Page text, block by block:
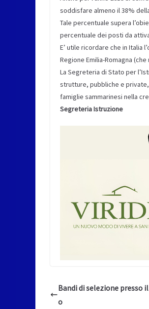
soddisfare almeno il 38%
Tale percentuale supera
percentuale dei posti da
E’ utile ricordare che in Italia
Regione Emilia-Romagna
La Segreteria di Stato per
strutture, pubbliche e
famiglie sammarinesi nella
Segreteria Istruzione
Bandi di selezione
o